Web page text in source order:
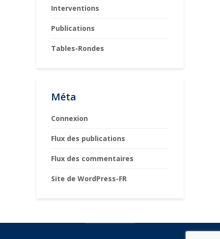
Interventions
Publications
Tables-Rondes
Méta
Connexion
Flux des publications
Flux des commentaires
Site de WordPress-FR